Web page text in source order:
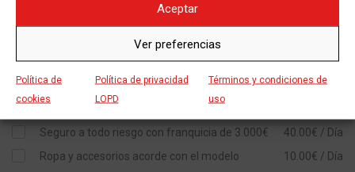
Aceptar
Ver preferencias
Política de
cookies
Política de privacidad
LOPD
Términos y condiciones de
uso
300 km/día
Incluído
Cascos Yet para pasajero y acompañante
Seguro obligatorio a terceros con asistencia en carretera
Incluído
Asesoramiento sobre las mejores rutas
Seguro a todo riesgo con franquicia de 3.000€
40.00€ / Día
Ropa y accesorios acorde con el modelo
10.00€ / Día